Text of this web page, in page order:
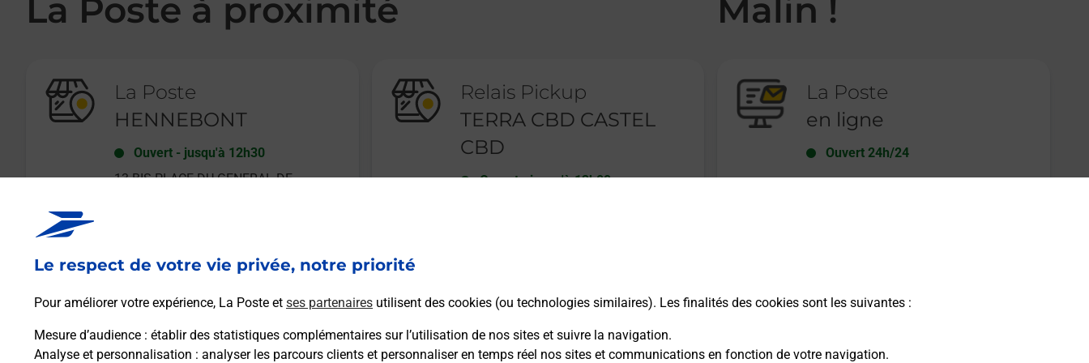
Le respect de votre vie privée, notre priorité
Pour améliorer votre expérience, La Poste et ses partenaires utilisent des cookies (ou technologies similaires). Les finalités des cookies sont les suivantes :
Mesure d’audience : établir des statistiques complémentaires sur l’utilisation de nos sites et suivre la navigation.
Analyse et personnalisation : analyser les parcours clients et personnaliser en temps réel nos sites et communications en fonction de votre navigation.
La Poste à proximité
La Poste
HENNEBONT
Ouvert - jusqu'à 12h30
13 BIS PLACE DU GENERAL DE
En savoir plus
Relais Pickup
TERRA CBD CASTEL
CBD
Ouvert-jusqu'à 13h00
Malin !
La Poste
en ligne
Ouvert 24h/24